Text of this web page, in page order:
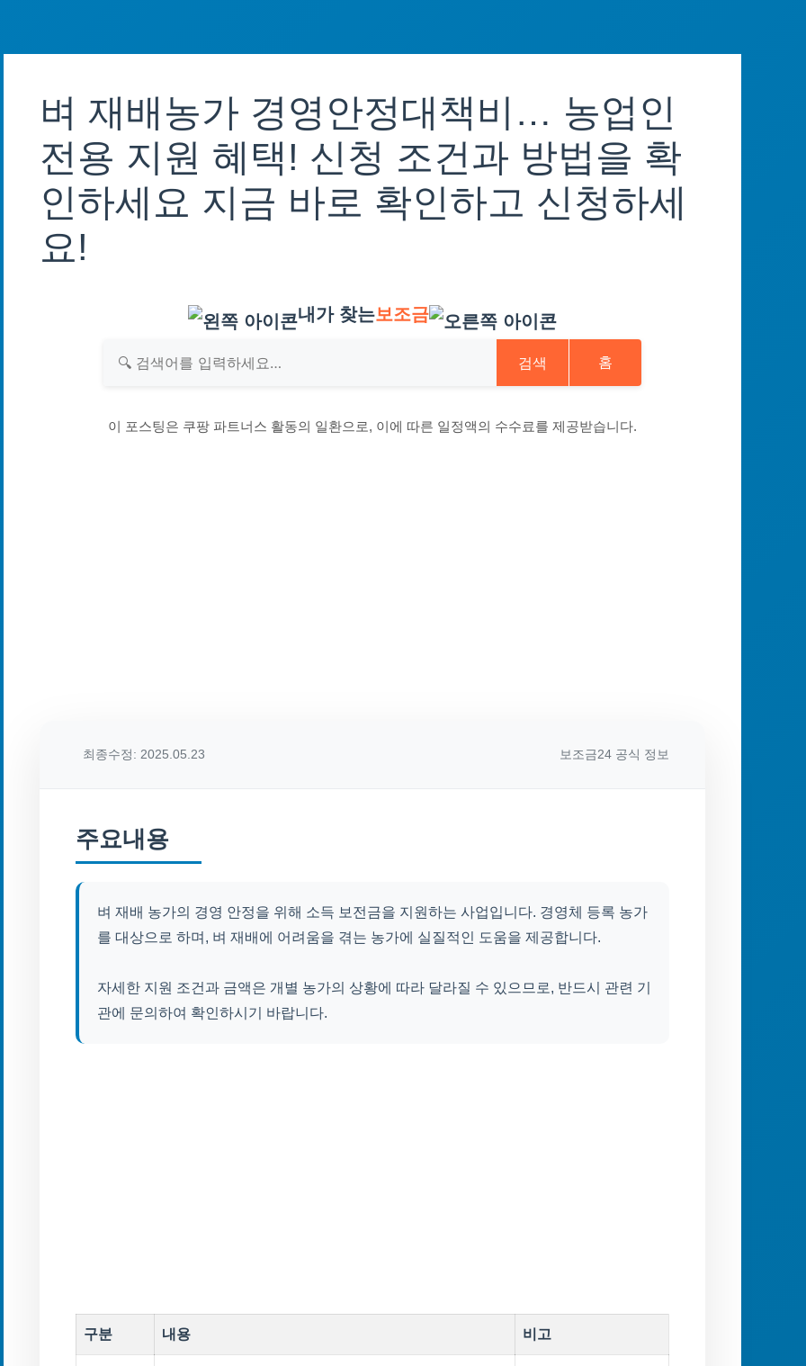
벼 재배농가 경영안정대책비… 농업인
전용 지원 혜택! 신청 조건과 방법을 확
인하세요 지금 바로 확인하고 신청하세
요!
내가 찾는보조금
검색 홈
이 포스팅은 쿠팡 파트너스 활동의 일환으로, 이에 따른 일정액의 수수료를 제공받습니다.
최종수정: 2025.05.23 보조금24 공식 정보
주요내용
벼 재배 농가의 경영 안정을 위해 소득 보전금을 지원하는 사업입니다. 경영체 등록 농가
를 대상으로 하며, 벼 재배에 어려움을 겪는 농가에 실질적인 도움을 제공합니다.
자세한 지원 조건과 금액은 개별 농가의 상황에 따라 달라질 수 있으므로, 반드시 관련 기
관에 문의하여 확인하시기 바랍니다.
구분 내용 비고